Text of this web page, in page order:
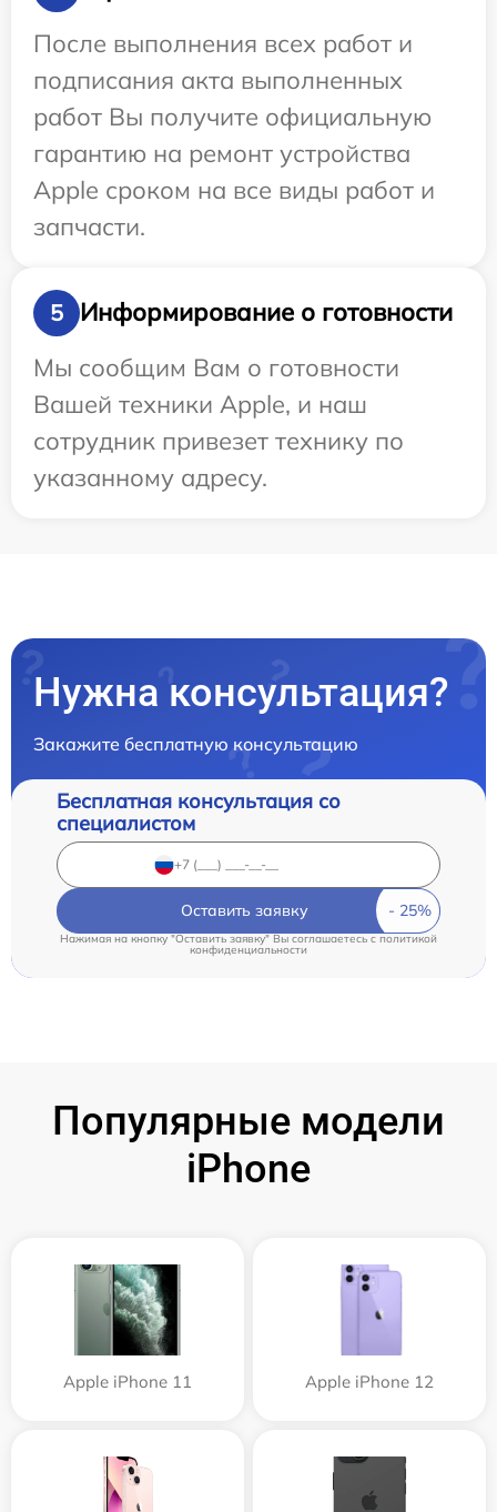
После выполнения всех работ и
подписания акта выполненных
работ Вы получите официальную
гарантию на ремонт устройства
Apple сроком на все виды работ и
запчасти.
5
Информирование о готовности
Мы сообщим Вам о готовности
Вашей техники Apple, и наш
сотрудник привезет технику по
указанному адресу.
Нужна консультация?
Закажите бесплатную консультацию
Бесплатная консультация со
специалистом
Оставить заявку
Нажимая на кнопку "Оставить заявку" Вы соглашаетесь cполитикой
конфиденциальности
Популярные модели
iPhone
Apple iPhone 11 Apple iPhone 12